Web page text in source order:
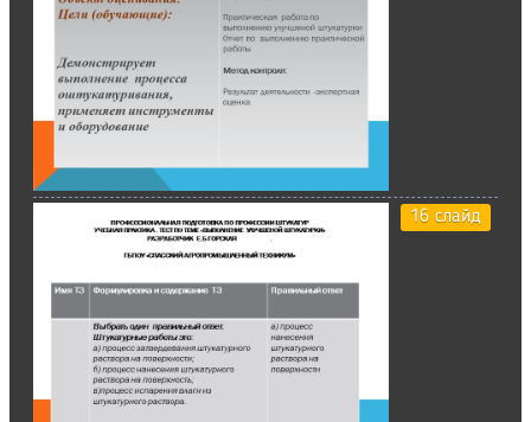
16 слайд